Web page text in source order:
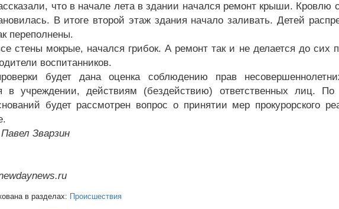
что в начале лета в здании начался ремонт крыши. Кровлю
В итоге второй этаж здания начало заливать. Детей
переполнены.
стены мокрые, начался грибок. А ремонт так и не делается до сих
воспитанников.
будет дана оценка соблюдению прав
в учреждении, действиям (бездействию) ответственных лиц. По
будет рассмотрен вопрос о принятии мер прокурорского
Зварзин
в разделах: Происшествия